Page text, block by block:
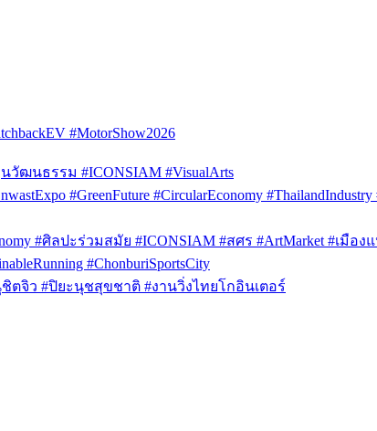
#MotorShow2026
วัฒนธรรม #ICONSIAM #VisualArts
#GreenFuture #CircularEconomy
#ศิลปะร่วมสมัย #ICONSIAM #สศร #ArtMarket #เมือง
#ChonburiSportsCity
นุชิตจิว #ปิยะนุชสุขชาติ #งานวิ่งไทยโกอินเตอร์